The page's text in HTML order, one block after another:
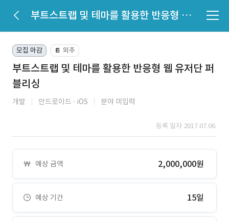
부트스트랩 및 테마를 활용한 반응형 웹 유저단 퍼블리싱
모집 마감 📔 외주
부트스트랩 및 테마를 활용한 반응형 웹 유저단 퍼
블리싱
개발 안드로이드 iOS 분야 미입력
등록 일자 2017.07.06.
예상 금액 2,000,000원
예상 기간 15일